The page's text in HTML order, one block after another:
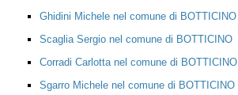
Ghidini Michele nel comune di BOTTICINO
Scaglia Sergio nel comune di BOTTICINO
Corradi Carlotta nel comune di BOTTICINO
Sgarro Michele nel comune di BOTTICINO